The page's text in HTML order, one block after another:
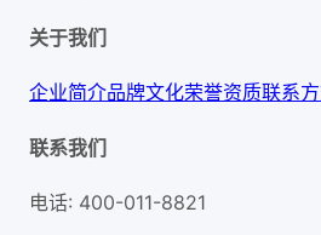
关于我们
企业简介品牌文化荣誉资质联系
联系我们
电话: 400-011-8821